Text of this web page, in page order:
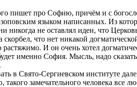
пишет про Софию, причём и с
языком написанных. Из
не оставлял идеи, что
что нет никакой
И он очень хотел
именно София. Мысль, надо
в Свято-Сергиевском институте
такого замечательного человека